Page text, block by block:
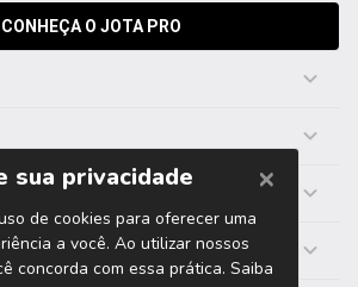
CONHEÇA O JOTA PRO